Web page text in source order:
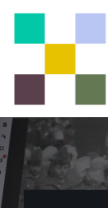
Перейти